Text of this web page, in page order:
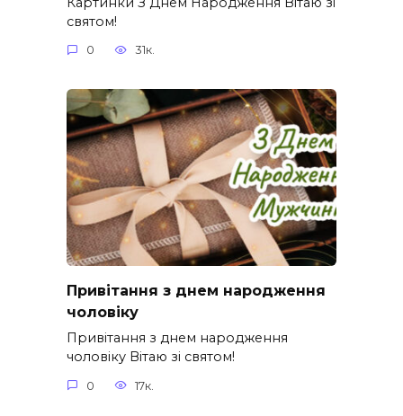
святом!
0 31к.
Привітання з днем народження
чоловіку
Привітання з днем народження
чоловіку Вітаю зі святом!
0 17к.